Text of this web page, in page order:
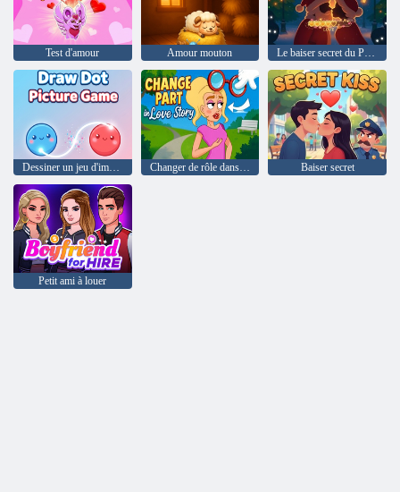
Test d'amour Amour mouton Le baiser secret du Père Noël
Dessiner un jeu d'images à points Changer de rôle dans Love Story Baiser secret
Petit ami à louer